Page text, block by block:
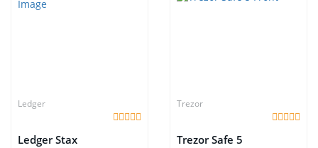
Ledger
Ledger Stax
Trezor
Trezor Safe 5